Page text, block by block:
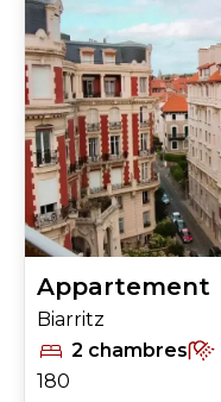
Appartement
Biarritz
2 chambres
180
+
−